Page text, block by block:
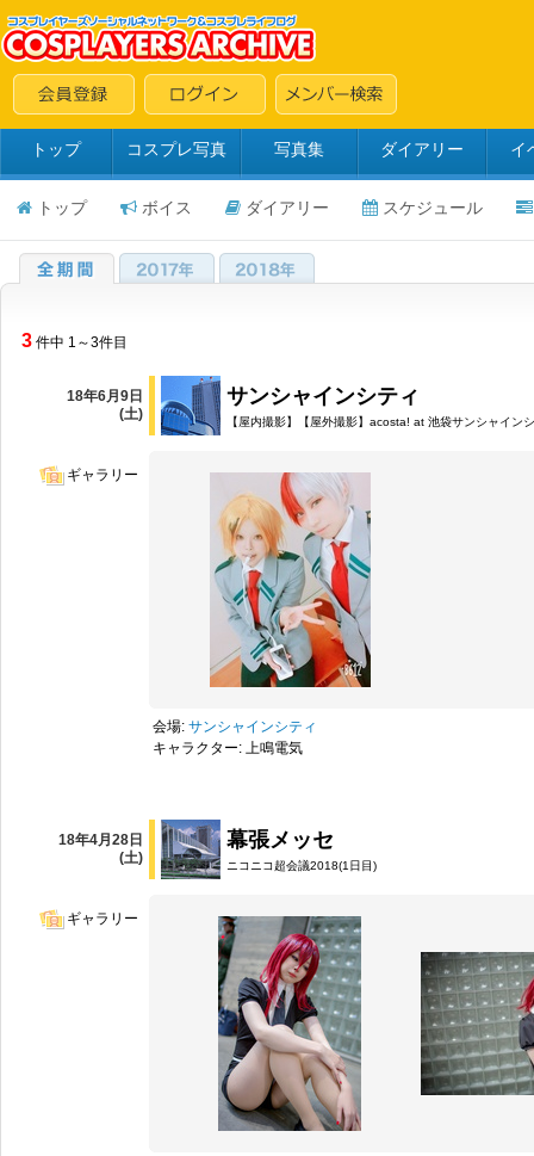
トップ コスプレ写真 写真集 ダイアリー イ
トップ ボイス ダイアリー スケジュール
3 件中 1～3件目
18年6月9日
(土)
サンシャインシティ
【屋内撮影】【屋外撮影】acosta! at 池袋サンシャイン
ギャラリー
会場: サンシャインシティ
キャラクター: 上鳴電気
18年4月28日
(土)
幕張メッセ
ニコニコ超会議2018(1日目)
ギャラリー